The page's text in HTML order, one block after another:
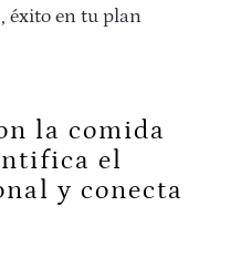
éxito en tu plan